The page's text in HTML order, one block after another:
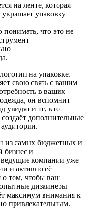
на ленте, которая
украшает упаковку
понимать, что это не
на упаковке,
свою связь с вашим
в ваших
одежда, он вспомнит
увидят и те, кто
создаёт дополнительные
аудитории.
из самых бюджетных и
бизнес и
ведущие компании уже
и активно её
о том, чтобы ваш
опытные дизайнеры
максимум внимания к
привлекательным.